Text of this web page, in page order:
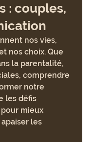
: couples,
nos vies,
nos choix. Que
la parentalité,
comprendre
notre
les défis
mieux
les